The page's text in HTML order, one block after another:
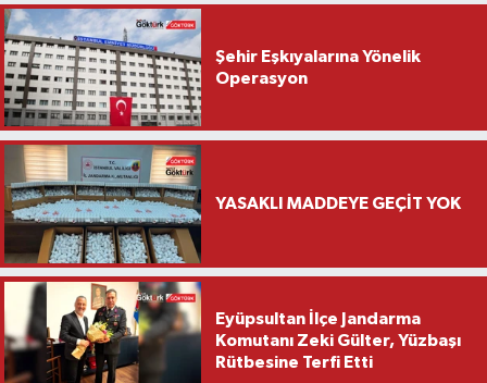
Şehir Eşkıyalarına Yönelik
Operasyon
YASAKLI MADDEYE GEÇİT YOK
Eyüpsultan İlçe Jandarma
Komutanı Zeki Gülter, Yüzbaşı
Rütbesine Terfi Etti